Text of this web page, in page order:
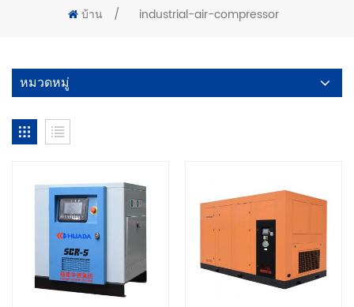
บ้าน / industrial-air-compressor
หมวดหมู่